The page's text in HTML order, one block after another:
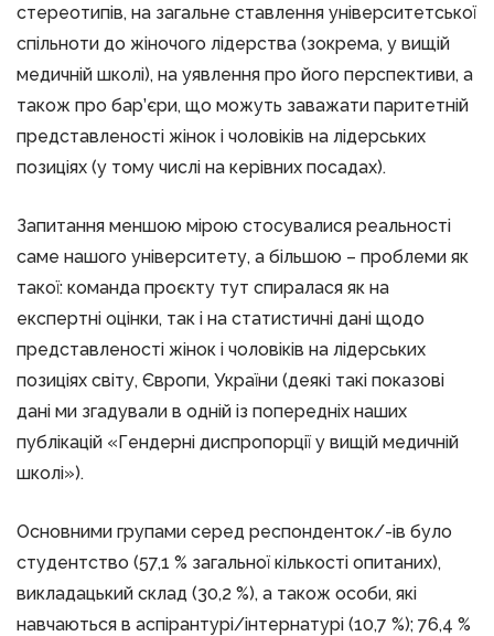
стереотипів, на загальне ставлення університетської
спільноти до жіночого лідерства (зокрема, у вищій
медичній школі), на уявлення про його перспективи, а
також про бар’єри, що можуть заважати паритетній
представленості жінок і чоловіків на лідерських
позиціях (у тому числі на керівних посадах).
Запитання меншою мірою стосувалися реальності
саме нашого університету, а більшою – проблеми як
такої: команда проєкту тут спиралася як на
експертні оцінки, так і на статистичні дані щодо
представленості жінок і чоловіків на лідерських
позиціях світу, Європи, України (деякі такі показові
дані ми згадували в одній із попередніх наших
публікацій «Гендерні диспропорції у вищій медичній
школі»).
Основними групами серед респонденток/-ів було
студентство (57,1 % загальної кількості опитаних),
викладацький склад (30,2 %), а також особи, які
навчаються в аспірантурі/інтернатурі (10,7 %); 76,4 %